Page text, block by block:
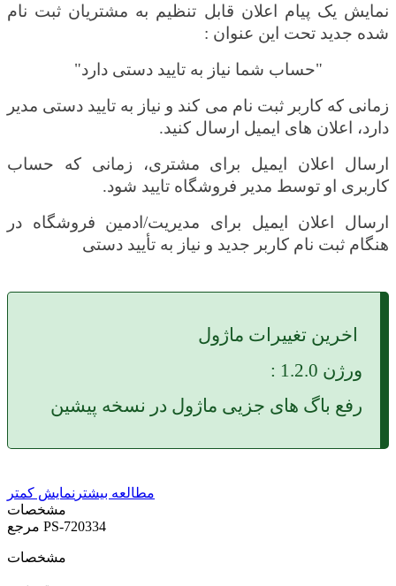
نمایش یک پیام اعلان قابل تنظیم به مشتریان ثبت نام
شده جدید تحت این عنوان :
"حساب شما نیاز به تایید دستی دارد"
زمانی که کاربر ثبت نام می کند و نیاز به تایید دستی مدیر
دارد، اعلان های ایمیل ارسال کنید.
ارسال اعلان ایمیل برای مشتری، زمانی که حساب
کاربری او توسط مدیر فروشگاه تایید شود.
ارسال اعلان ایمیل برای مدیریت/ادمین فروشگاه در
هنگام ثبت نام کاربر جدید و نیاز به تأیید دستی
اخرین تغییرات ماژول
ورژن 1.2.0 :
رفع باگ های جزیی ماژول در نسخه پیشین
مطالعه بیشتر نمایش کمتر
مشخصات
PS-720334
مشخصات